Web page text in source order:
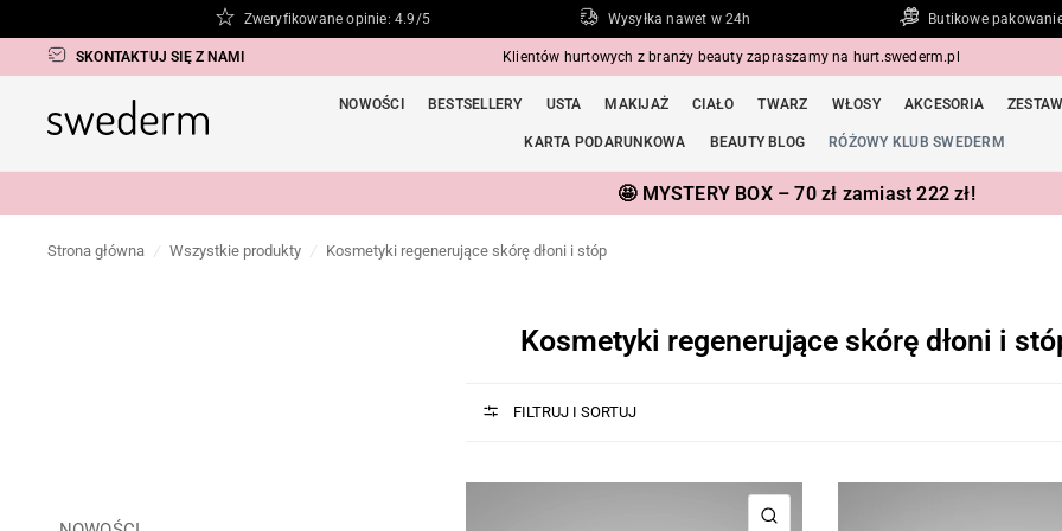
Zweryfikowane opinie: 4.9/5 Wysyłka nawet w 24h Butikowe
SKONTAKTUJ SIĘ Z NAMI Klientów hurtowych z branży beauty zapraszamy na hurt.swederm.pl
NOWOŚCI BESTSELLERY USTA MAKIJAŻ CIAŁO TWARZ WŁOSY AKCESORIA
KARTA PODARUNKOWA BEAUTY BLOG RÓŻOWY KLUB SWEDERM
🤩 MYSTERY BOX – 70 zł zamiast 222 zł!
Strona główna / Wszystkie produkty / Kosmetyki regenerujące skórę dłoni i stóp
Kosmetyki regenerujące skórę dłoni i
FILTRUJ I SORTUJ